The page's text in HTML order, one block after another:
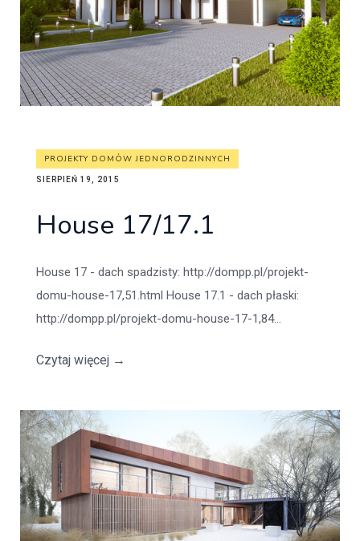
PROJEKTY DOMÓW JEDNORODZINNYCH
SIERPIEŃ 19, 2015
House 17/17.1
House 17 - dach spadzisty: http://dompp.pl/projekt-
domu-house-17,51.html House 17.1 - dach płaski:
http://dompp.pl/projekt-domu-house-17-1,84...
Czytaj więcej →